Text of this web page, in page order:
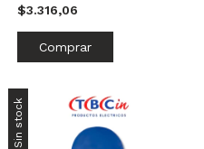
$3.316,06
Sin stock